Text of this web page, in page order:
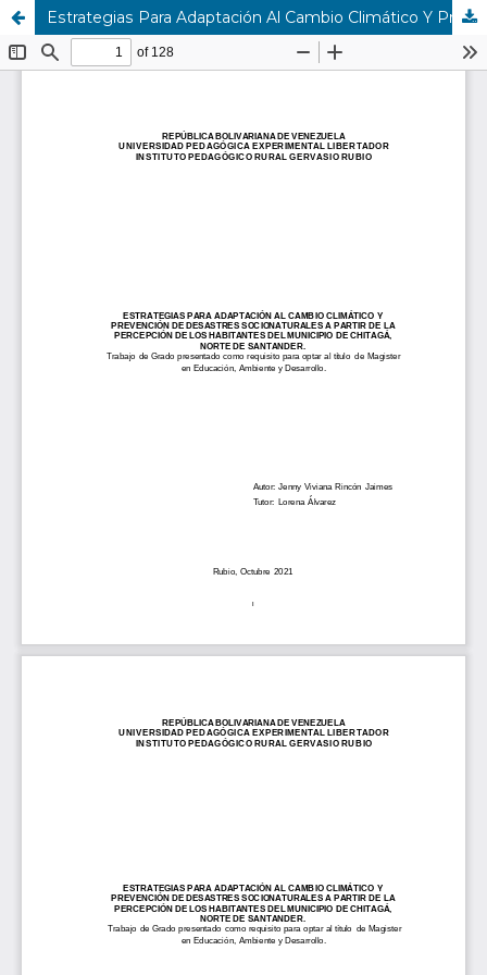
Estrategias Para Adaptación Al Cambio Climático Y Prevención De Desastres Socionaturales A Partir De La Percepción De Los Habitantes Del Municipio De Chitagá, Norte De Santander.